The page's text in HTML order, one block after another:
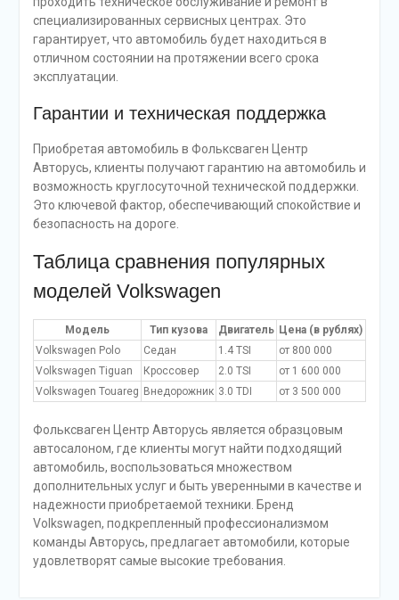
специализированных сервисных центрах. Это
гарантирует, что автомобиль будет находиться в
отличном состоянии на протяжении всего срока
эксплуатации.
Гарантии и техническая поддержка
Приобретая автомобиль в Фольксваген Центр
Авторусь, клиенты получают гарантию на автомобиль и
возможность круглосуточной технической поддержки.
Это ключевой фактор, обеспечивающий спокойствие и
безопасность на дороге.
Таблица сравнения популярных
моделей Volkswagen
Модель Тип кузова Двигатель Цена (в рублях)
Volkswagen Polo
Седан 1.4 TSI
от 800 000
Volkswagen Tiguan
Кроссовер 2.0 TSI
от 1 600 000
Volkswagen Touareg Внедорожник 3.0 TDI от 3 500 000
Фольксваген Центр Авторусь является образцовым
автосалоном, где клиенты могут найти подходящий
автомобиль, воспользоваться множеством
дополнительных услуг и быть уверенными в качестве и
надежности приобретаемой техники. Бренд
Volkswagen, подкрепленный профессионализмом
команды Авторусь, предлагает автомобили, которые
удовлетворят самые высокие требования.